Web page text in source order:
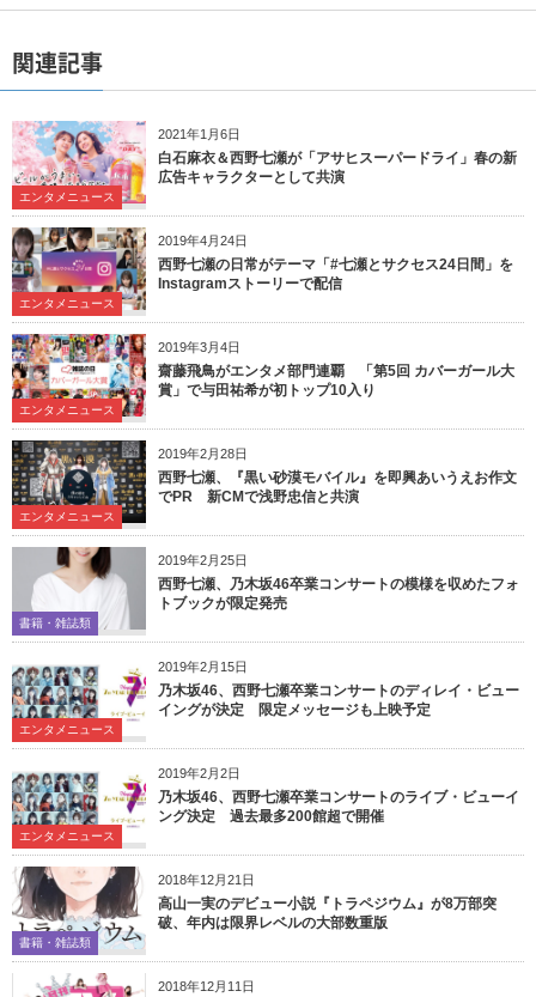
関連記事
2021年1月6日
エンタメニュース
白石麻衣＆西野七瀬が「アサヒスーパードライ」春の新
広告キャラクターとして共演
2019年4月24日
エンタメニュース
西野七瀬の日常がテーマ「#七瀬とサクセス24日間」を
Instagramストーリーで配信
2019年3月4日
エンタメニュース
齋藤飛鳥がエンタメ部門連覇 「第5回 カバーガール大
賞」で与田祐希が初トップ10入り
2019年2月28日
エンタメニュース
西野七瀬、『黒い砂漠モバイル』を即興あいうえお作文
でPR 新CMで浅野忠信と共演
2019年2月25日
書籍・雑誌類
西野七瀬、乃木坂46卒業コンサートの模様を収めたフォ
トブックが限定発売
2019年2月15日
エンタメニュース
乃木坂46、西野七瀬卒業コンサートのディレイ・ビュー
イングが決定 限定メッセージも上映予定
2019年2月2日
エンタメニュース
乃木坂46、西野七瀬卒業コンサートのライブ・ビューイ
ング決定 過去最多200館超で開催
2018年12月21日
書籍・雑誌類
高山一実のデビュー小説『トラペジウム』が8万部突
破、年内は限界レベルの大部数重版
2018年12月11日